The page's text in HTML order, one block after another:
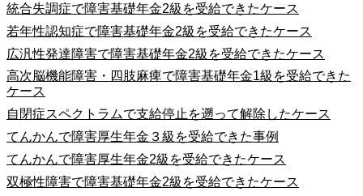
統合失調症で障害基礎年金2級を受給できたケース
若年性認知症で障害基礎年金2級を受給できたケース
広汎性発達障害で障害基礎年金2級を受給できたケース
高次脳機能障害・四肢麻痺で障害基礎年金1級を受給できた
ケース
自閉症スペクトラムで支給停止を遡って解除したケース
てんかんで障害厚生年金３級を受給できた事例
てんかんで障害厚生年金2級を受給できたケース
双極性障害で障害基礎年金2級を受給できたケース